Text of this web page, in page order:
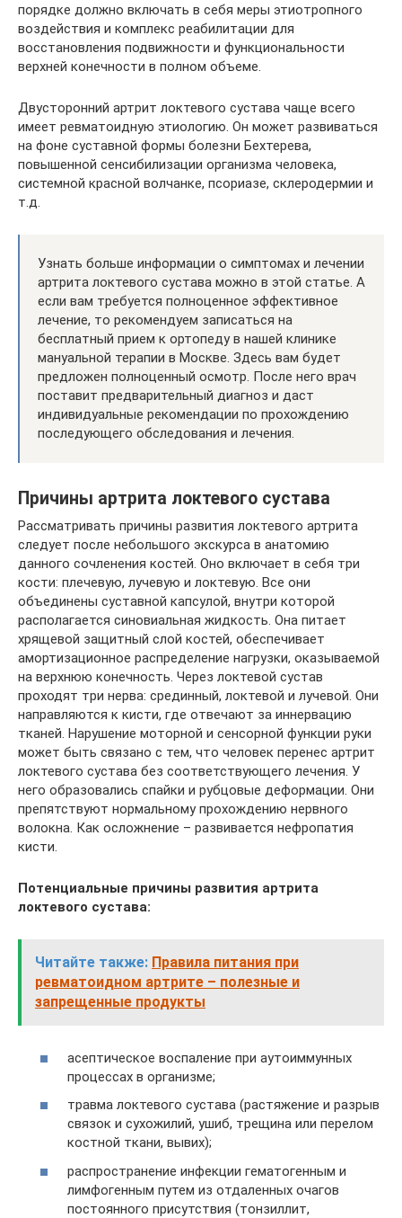
порядке должно включать в себя меры этиотропного
воздействия и комплекс реабилитации для
восстановления подвижности и функциональности
верхней конечности в полном объеме.
Двусторонний артрит локтевого сустава чаще всего
имеет ревматоидную этиологию. Он может развиваться
на фоне суставной формы болезни Бехтерева,
повышенной сенсибилизации организма человека,
системной красной волчанке, псориазе, склеродермии и
т.д.
Узнать больше информации о симптомах и лечении
артрита локтевого сустава можно в этой статье. А
если вам требуется полноценное эффективное
лечение, то рекомендуем записаться на
бесплатный прием к ортопеду в нашей клинике
мануальной терапии в Москве. Здесь вам будет
предложен полноценный осмотр. После него врач
поставит предварительный диагноз и даст
индивидуальные рекомендации по прохождению
последующего обследования и лечения.
Причины артрита локтевого сустава
Рассматривать причины развития локтевого артрита
следует после небольшого экскурса в анатомию
данного сочленения костей. Оно включает в себя три
кости: плечевую, лучевую и локтевую. Все они
объединены суставной капсулой, внутри которой
располагается синовиальная жидкость. Она питает
хрящевой защитный слой костей, обеспечивает
амортизационное распределение нагрузки, оказываемой
на верхнюю конечность. Через локтевой сустав
проходят три нерва: срединный, локтевой и лучевой. Они
направляются к кисти, где отвечают за иннервацию
тканей. Нарушение моторной и сенсорной функции руки
может быть связано с тем, что человек перенес артрит
локтевого сустава без соответствующего лечения. У
него образовались спайки и рубцовые деформации. Они
препятствуют нормальному прохождению нервного
волокна. Как осложнение – развивается нефропатия
кисти.
Потенциальные причины развития артрита
локтевого сустава:
Читайте также: Правила питания при
ревматоидном артрите – полезные и
запрещенные продукты
асептическое воспаление при аутоиммунных
процессах в организме;
травма локтевого сустава (растяжение и разрыв
связок и сухожилий, ушиб, трещина или перелом
костной ткани, вывих);
распространение инфекции гематогенным и
лимфогенным путем из отдаленных очагов
постоянного присутствия (тонзиллит,